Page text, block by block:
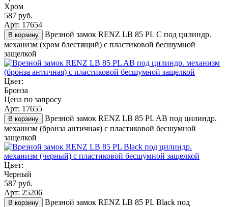
Хром
587 руб.
Арт: 17654
В корзину
Врезной замок RENZ LB 85 PL C под цилиндр.
механизм (хром блестящий) с пластиковой бесшумной
защелкой
Цвет:
Бронза
Цена по запросу
Арт: 17655
В корзину
Врезной замок RENZ LB 85 PL AB под цилиндр.
механизм (бронза античная) с пластиковой бесшумной
защелкой
Цвет:
Черный
587 руб.
Арт: 25206
В корзину
Врезной замок RENZ LB 85 PL Black под